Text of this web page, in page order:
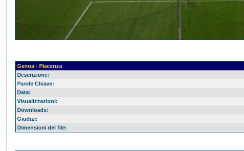
Genoa - Piacenza
Descrizione:
Parole Chiave:
Data:
Visualizzazioni:
Downloads:
Giudizi:
Dimensioni del file: